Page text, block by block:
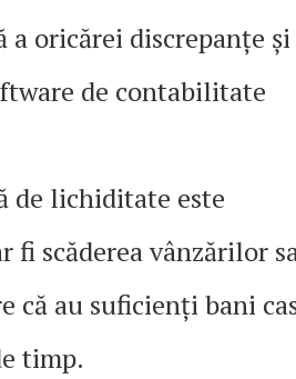
oricărei discrepanțe și
de contabilitate
de lichiditate este
fi scăderea vânzărilor
că au suficienți bani
timp.